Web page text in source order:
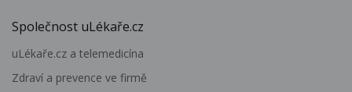
Společnost uLékaře.cz
uLékaře.cz a telemedicína
Zdraví a prevence ve firmě